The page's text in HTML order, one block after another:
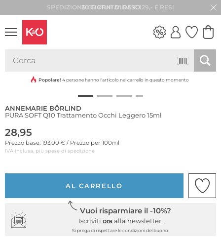
30 GIORNI DI RESO
VIBES
Sostenibile
Popolare! 4 persone hanno l'articolo nel carrello in questo momento
ANNEMARIE BÖRLIND
PURA SOFT Q10 Trattamento Occhi Leggero 15ml
28,95
Prezzo base: 193,00 € / Prezzo per 100ml
IVA inclusa, più spese di spedizione
AL CARRELLO
Vuoi risparmiare il -10%?
Iscriviti ora alla newsletter.
Si prega di rispettare le condizioni del buono.